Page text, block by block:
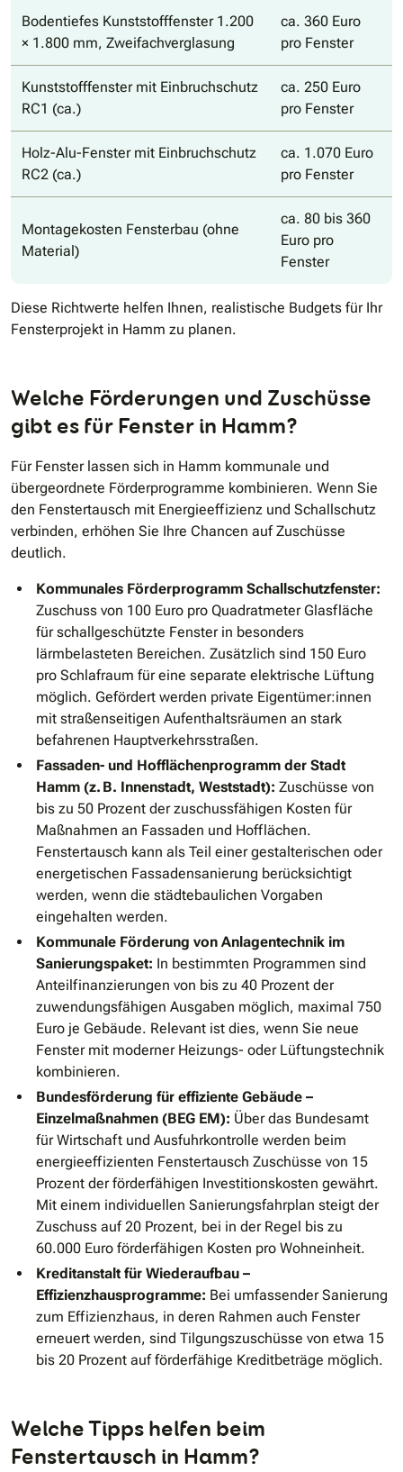
Bodentiefes Kunststofffenster 1.200
× 1.800 mm, Zweifachverglasung
ca. 360 Euro
pro Fenster
Kunststofffenster mit Einbruchschutz
RC1 (ca.)
ca. 250 Euro
pro Fenster
Holz-Alu-Fenster mit Einbruchschutz
RC2 (ca.)
ca. 1.070 Euro
pro Fenster
Montagekosten Fensterbau (ohne
Material)
ca. 80 bis 360
Euro pro
Fenster
Diese Richtwerte helfen Ihnen, realistische Budgets für Ihr
Fensterprojekt in Hamm zu planen.
Welche Förderungen und Zuschüsse
gibt es für Fenster in Hamm?
Für Fenster lassen sich in Hamm kommunale und
übergeordnete Förderprogramme kombinieren. Wenn Sie
den Fenstertausch mit Energieeffizienz und Schallschutz
verbinden, erhöhen Sie Ihre Chancen auf Zuschüsse
deutlich.
Kommunales Förderprogramm Schallschutzfenster:
Zuschuss von 100 Euro pro Quadratmeter Glasfläche
für schallgeschützte Fenster in besonders
lärmbelasteten Bereichen. Zusätzlich sind 150 Euro
pro Schlafraum für eine separate elektrische Lüftung
möglich. Gefördert werden private Eigentümer:innen
mit straßenseitigen Aufenthaltsräumen an stark
befahrenen Hauptverkehrsstraßen.
Fassaden- und Hofflächenprogramm der Stadt
Hamm (z. B. Innenstadt, Weststadt): Zuschüsse von
bis zu 50 Prozent der zuschussfähigen Kosten für
Maßnahmen an Fassaden und Hofflächen.
Fenstertausch kann als Teil einer gestalterischen oder
energetischen Fassadensanierung berücksichtigt
werden, wenn die städtebaulichen Vorgaben
eingehalten werden.
Kommunale Förderung von Anlagentechnik im
Sanierungspaket: In bestimmten Programmen sind
Anteilfinanzierungen von bis zu 40 Prozent der
zuwendungsfähigen Ausgaben möglich, maximal 750
Euro je Gebäude. Relevant ist dies, wenn Sie neue
Fenster mit moderner Heizungs- oder Lüftungstechnik
kombinieren.
Bundesförderung für effiziente Gebäude –
Einzelmaßnahmen (BEG EM): Über das Bundesamt
für Wirtschaft und Ausfuhrkontrolle werden beim
energieeffizienten Fenstertausch Zuschüsse von 15
Prozent der förderfähigen Investitionskosten gewährt.
Mit einem individuellen Sanierungsfahrplan steigt der
Zuschuss auf 20 Prozent, bei in der Regel bis zu
60.000 Euro förderfähigen Kosten pro Wohneinheit.
Kreditanstalt für Wiederaufbau –
Effizienzhausprogramme: Bei umfassender Sanierung
zum Effizienzhaus, in deren Rahmen auch Fenster
erneuert werden, sind Tilgungszuschüsse von etwa 15
bis 20 Prozent auf förderfähige Kreditbeträge möglich.
Welche Tipps helfen beim
Fenstertausch in Hamm?